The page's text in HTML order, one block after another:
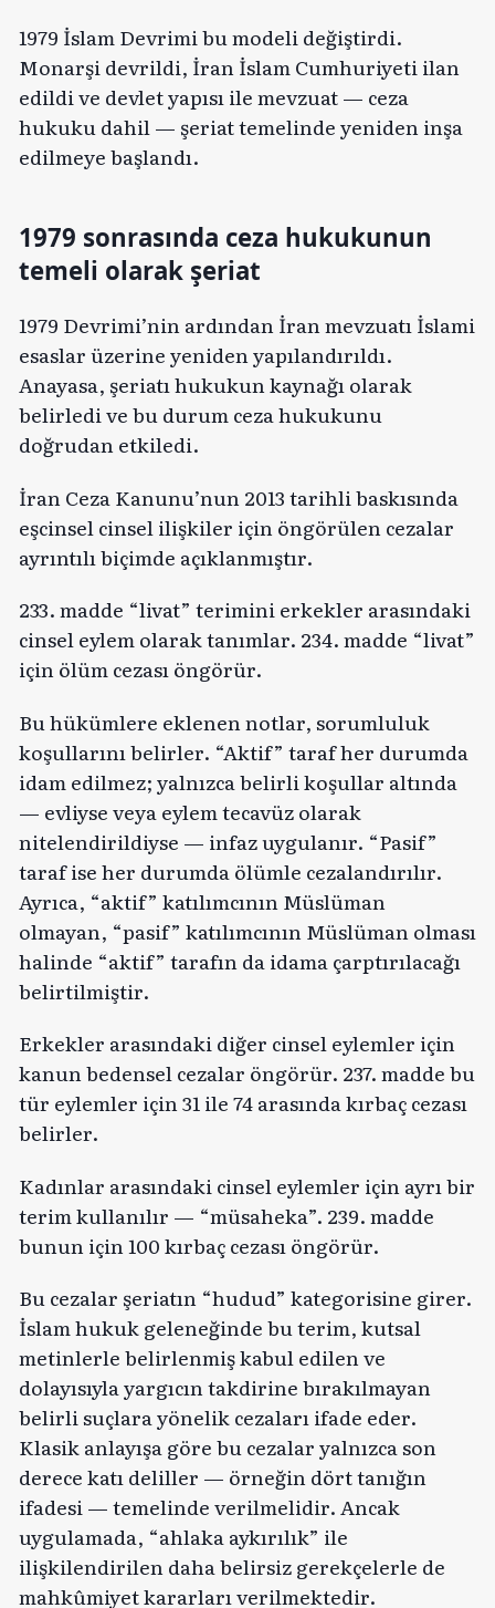
1979 İslam Devrimi bu modeli değiştirdi.
Monarşi devrildi, İran İslam Cumhuriyeti ilan
edildi ve devlet yapısı ile mevzuat — ceza
hukuku dahil — şeriat temelinde yeniden inşa
edilmeye başlandı.
1979 sonrasında ceza hukukunun
temeli olarak şeriat
1979 Devrimi’nin ardından İran mevzuatı İslami
esaslar üzerine yeniden yapılandırıldı.
Anayasa, şeriatı hukukun kaynağı olarak
belirledi ve bu durum ceza hukukunu
doğrudan etkiledi.
İran Ceza Kanunu’nun 2013 tarihli baskısında
eşcinsel cinsel ilişkiler için öngörülen cezalar
ayrıntılı biçimde açıklanmıştır.
233. madde “livat” terimini erkekler arasındaki
cinsel eylem olarak tanımlar. 234. madde “livat”
için ölüm cezası öngörür.
Bu hükümlere eklenen notlar, sorumluluk
koşullarını belirler. “Aktif” taraf her durumda
idam edilmez; yalnızca belirli koşullar altında
— evliyse veya eylem tecavüz olarak
nitelendirildiyse — infaz uygulanır. “Pasif”
taraf ise her durumda ölümle cezalandırılır.
Ayrıca, “aktif” katılımcının Müslüman
olmayan, “pasif” katılımcının Müslüman olması
halinde “aktif” tarafın da idama çarptırılacağı
belirtilmiştir.
Erkekler arasındaki diğer cinsel eylemler için
kanun bedensel cezalar öngörür. 237. madde bu
tür eylemler için 31 ile 74 arasında kırbaç cezası
belirler.
Kadınlar arasındaki cinsel eylemler için ayrı bir
terim kullanılır — “müsaheka”. 239. madde
bunun için 100 kırbaç cezası öngörür.
Bu cezalar şeriatın “hudud” kategorisine girer.
İslam hukuk geleneğinde bu terim, kutsal
metinlerle belirlenmiş kabul edilen ve
dolayısıyla yargıcın takdirine bırakılmayan
belirli suçlara yönelik cezaları ifade eder.
Klasik anlayışa göre bu cezalar yalnızca son
derece katı deliller — örneğin dört tanığın
ifadesi — temelinde verilmelidir. Ancak
uygulamada, “ahlaka aykırılık” ile
ilişkilendirilen daha belirsiz gerekçelerle de
mahkûmiyet kararları verilmektedir.